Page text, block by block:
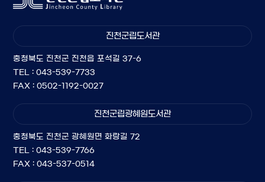
진천군립도서관
충청북도 진천군 진천읍 포석길 37-6
TEL : 043-539-7733
FAX : 0502-1192-0027
진천군립광혜원도서관
충청북도 진천군 광혜원면 화랑길 72
TEL : 043-539-7766
FAX : 043-537-0514